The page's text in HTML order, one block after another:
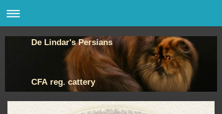
De Lindar's Persians
CFA reg. cattery